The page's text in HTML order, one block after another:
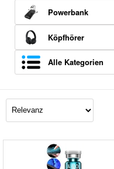
Powerbank
Köpfhörer
Alle Kategorien